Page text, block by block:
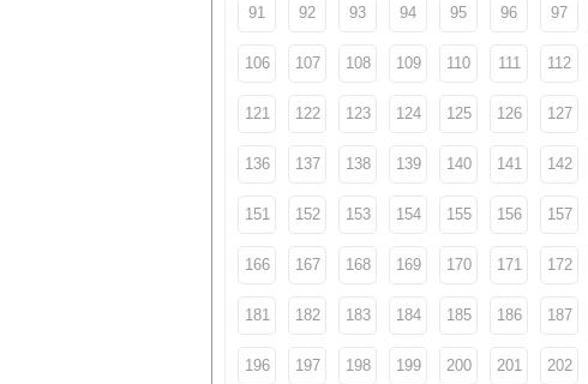
91 92 93 94 95 96 97
106 107 108 109 110 111 112
121 122 123 124 125 126 127
136 137 138 139 140 141 142
151 152 153 154 155 156 157
166 167 168 169 170 171 172
181 182 183 184 185 186 187
196 197 198 199 200 201 202